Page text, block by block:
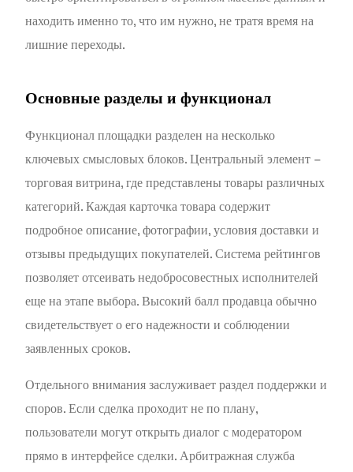
находить именно то, что им нужно, не тратя время на
лишние переходы.
Основные разделы и функционал
Функционал площадки разделен на несколько
ключевых смысловых блоков. Центральный элемент –
торговая витрина, где представлены товары различных
категорий. Каждая карточка товара содержит
подробное описание, фотографии, условия доставки и
отзывы предыдущих покупателей. Система рейтингов
позволяет отсеивать недобросовестных исполнителей
еще на этапе выбора. Высокий балл продавца обычно
свидетельствует о его надежности и соблюдении
заявленных сроков.
Отдельного внимания заслуживает раздел поддержки и
споров. Если сделка проходит не по плану,
пользователи могут открыть диалог с модератором
прямо в интерфейсе сделки. Арбитражная служба